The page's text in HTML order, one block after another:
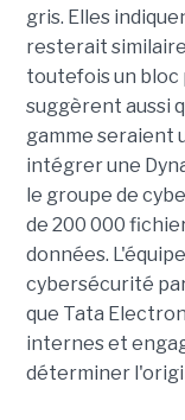
gris. Elles
resterait
toutefois un bloc
suggèrent aussi
gamme seraient
intégrer une
le groupe de
de 200 000
données.
cybersécurité
que Tata
internes et
déterminer